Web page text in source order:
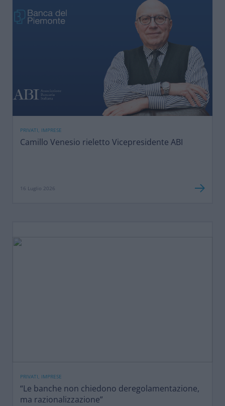
PRIVATI, IMPRESE
Camillo Venesio rieletto Vicepresidente ABI
16 Luglio 2026
PRIVATI, IMPRESE
“Le banche non chiedono deregolamentazione,
ma razionalizzazione”